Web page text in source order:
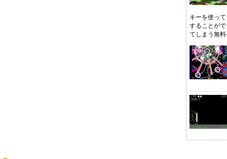
キーを使っ
することが
てしまう無